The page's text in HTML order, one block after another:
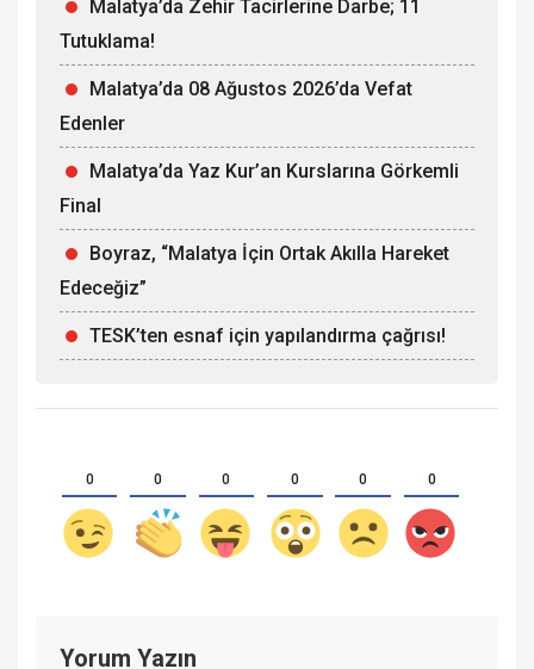
Malatya’da Zehir Tacirlerine Darbe; 11
Tutuklama!
Malatya’da 08 Ağustos 2026’da Vefat
Edenler
Malatya’da Yaz Kur’an Kurslarına Görkemli
Final
Boyraz, “Malatya İçin Ortak Akılla Hareket
Edeceğiz”
TESK’ten esnaf için yapılandırma çağrısı!
0 0 0 0 0 0
Yorum Yazın